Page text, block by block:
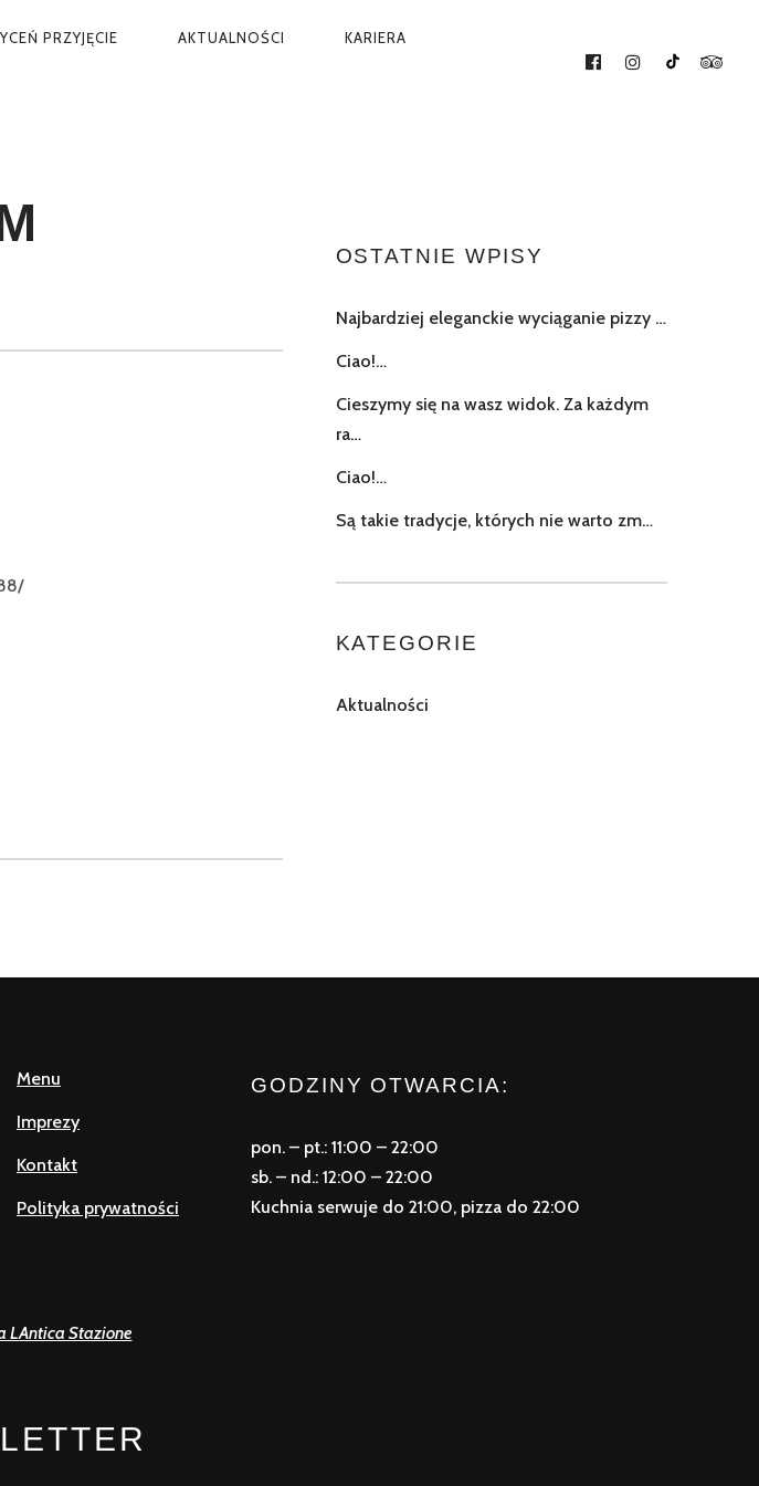
PRZYJĘCIE AKTUALNOŚCI KARIERA
FACEBOOK
INSTAGRAM
TIKTOK
OSTATNIE WPISY
Najbardziej eleganckie wyciąganie pizzy …
Ciao!…
Cieszymy się na wasz widok. Za każdym
ra…
Ciao!…
Są takie tradycje, których nie warto zm…
KATEGORIE
Aktualności
Menu
Imprezy
Kontakt
Polityka prywatności
GODZINY OTWARCIA:
pon. – pt.: 11:00 – 22:00
sb. – nd.: 12:00 – 22:00
Kuchnia serwuje do 21:00, pizza do 22:00